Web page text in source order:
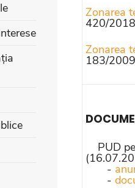
Zonarea
420/
Zonarea
183/
PUD
-
-